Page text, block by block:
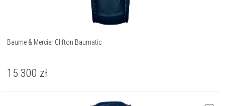
Baume & Mercier Clifton Baumatic
15 300 zł